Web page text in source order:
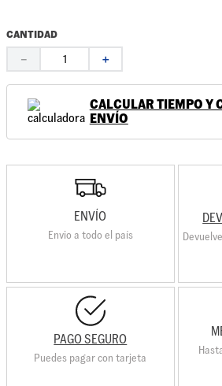
CANTIDAD
＋
－
CALCULAR TIEMPO Y
ENVÍO
ENVÍO
Envio a todo el país
PAGO SEGURO
Puedes pagar con tarjeta